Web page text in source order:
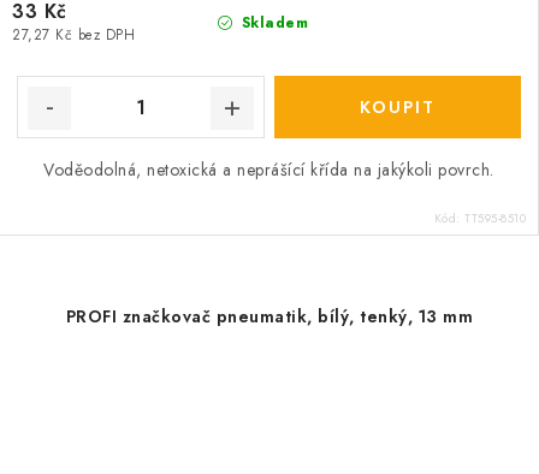
Skladem
27,27 Kč bez DPH
33 Kč
Voděodolná, netoxická a neprášící křída na jakýkoli povrch.
Kód: TT595-8510
PROFI značkovač pneumatik, bílý, tenký, 13 mm